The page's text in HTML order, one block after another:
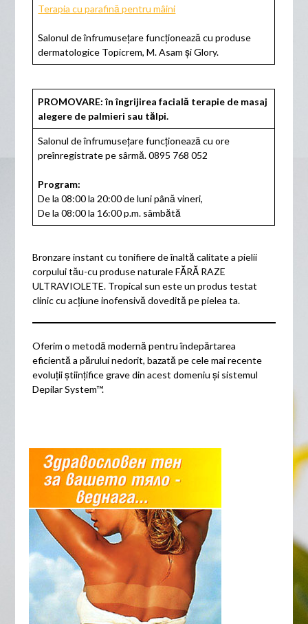
Terapia cu parafină pentru mâini
Salonul de înfrumusețare funcționează cu produse
dermatologice Topicrem, M. Asam și Glory.
PROMOVARE: în îngrijirea facială terapie de masaj
alegere de palmieri sau tălpi.
Salonul de înfrumusețare funcționează cu ore
preînregistrate pe sârmă. 0895 768 052
Program:
De la 08:00 la 20:00 de luni până vineri,
De la 08:00 la 16:00 p.m. sâmbătă
Bronzare instant cu tonifiere de înaltă calitate a pielii
corpului tău-cu produse naturale FĂRĂ RAZE
ULTRAVIOLETE. Tropical sun este un produs testat
clinic cu acțiune inofensivă dovedită pe pielea ta.
Oferim o metodă modernă pentru îndepărtarea
eficientă a părului nedorit, bazată pe cele mai recente
evoluții științifice grave din acest domeniu și sistemul
Depilar System™.